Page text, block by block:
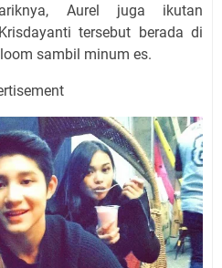
Aurel juga ikutan
tersebut berada di
sambil minum es.